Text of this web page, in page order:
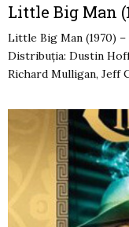
Little Big Man
Little Big Man (1970)
Distribuția: Dustin
Richard Mulligan, Jeff